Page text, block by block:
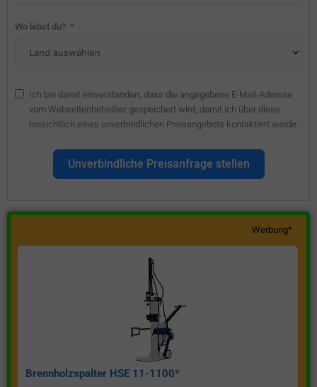
Wo lebst du?
Ich bin damit einverstanden, dass die angegebene E-Mail-Adresse
vom Webseitenbetreiber gespeichert wird, damit ich über diese
hinsichtlich eines unverbindlichen Preisangebots kontaktiert werde.
Unverbindliche Preisanfrage stellen
Werbung*
Brennholzspalter HSE 11-1100*